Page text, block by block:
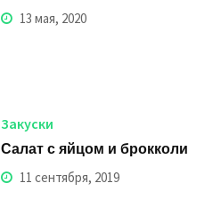
13 мая, 2020
Закуски
Салат с яйцом и брокколи
11 сентября, 2019